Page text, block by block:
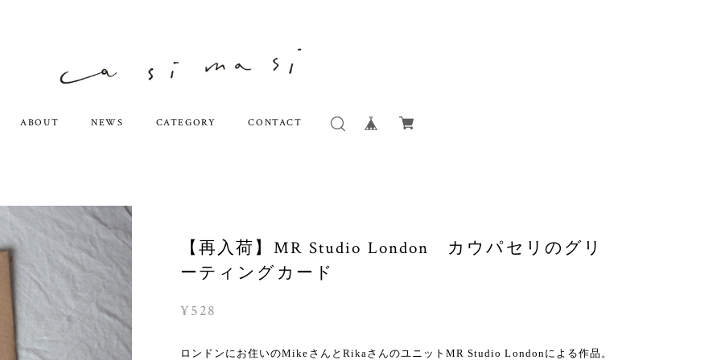
ABOUT NEWS CATEGORY CONTACT
【再入荷】MR Studio London カウパセリのグリ
ーティングカード
¥528
ロンドンにお住いのMikeさんとRikaさんのユニットMR Studio Londonによる作品。